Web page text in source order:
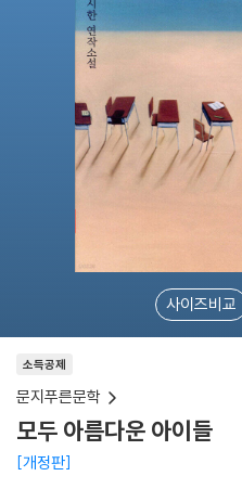
사이즈비교
소득공제
문지푸른문학
모두 아름다운 아이들
개정판